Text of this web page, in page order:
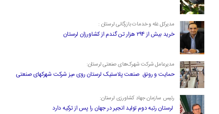
مدیرکل غله و خدمات بازرگانی لرستان :
خرید بیش از ۲۹۴ هزار تن گندم از کشاورزان لرستان
مدیرعامل شرکت شهرک‌های صنعتی لرستان:
حمایت و رونق صنعت پلاستیک لرستان روی میز شرکت شهرکهای صنعتی
رئیس سازمان جهاد کشاورزی لرستان:
لرستان رتبه دوم تولید انجیر در جهان را پس از ترکیه دارد